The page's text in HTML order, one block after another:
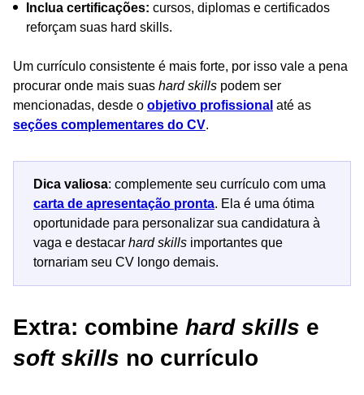
Inclua certificações: cursos, diplomas e certificados
reforçam suas hard skills.
Um currículo consistente é mais forte, por isso vale a pena
procurar onde mais suas hard skills podem ser
mencionadas, desde o objetivo profissional até as
seções complementares do CV.
Dica valiosa: complemente seu currículo com uma
carta de apresentação pronta. Ela é uma ótima
oportunidade para personalizar sua candidatura à
vaga e destacar hard skills importantes que
tornariam seu CV longo demais.
Extra: combine hard skills e
soft skills no currículo